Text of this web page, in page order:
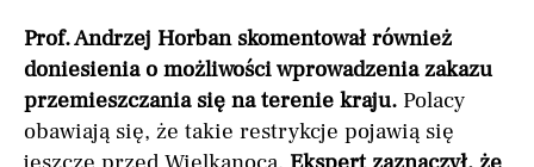
Prof. Andrzej Horban skomentował również
doniesienia o możliwości wprowadzenia zakazu
przemieszczania się na terenie kraju. Polacy
obawiają się, że takie restrykcje pojawią się